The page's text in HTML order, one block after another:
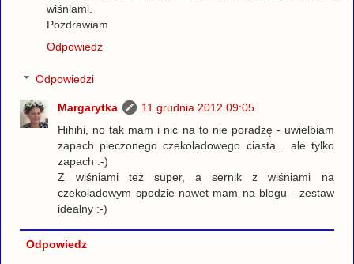
wiśniami.
Pozdrawiam
Odpowiedz
Odpowiedzi
Margarytka
11 grudnia 2012 09:05
Hihihi, no tak mam i nic na to nie poradzę - uwielbiam
zapach pieczonego czekoladowego ciasta... ale tylko
zapach :-)
Z wiśniami też super, a sernik z wiśniami na
czekoladowym spodzie nawet mam na blogu - zestaw
idealny :-)
Odpowiedz